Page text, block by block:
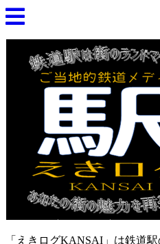
「えきログKANSAI」は鉄道